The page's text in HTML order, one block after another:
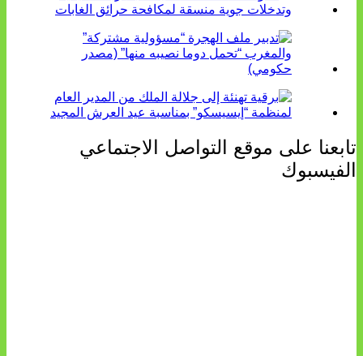
تابعنا على موقع التواصل الاجتماعي
الفيسبوك